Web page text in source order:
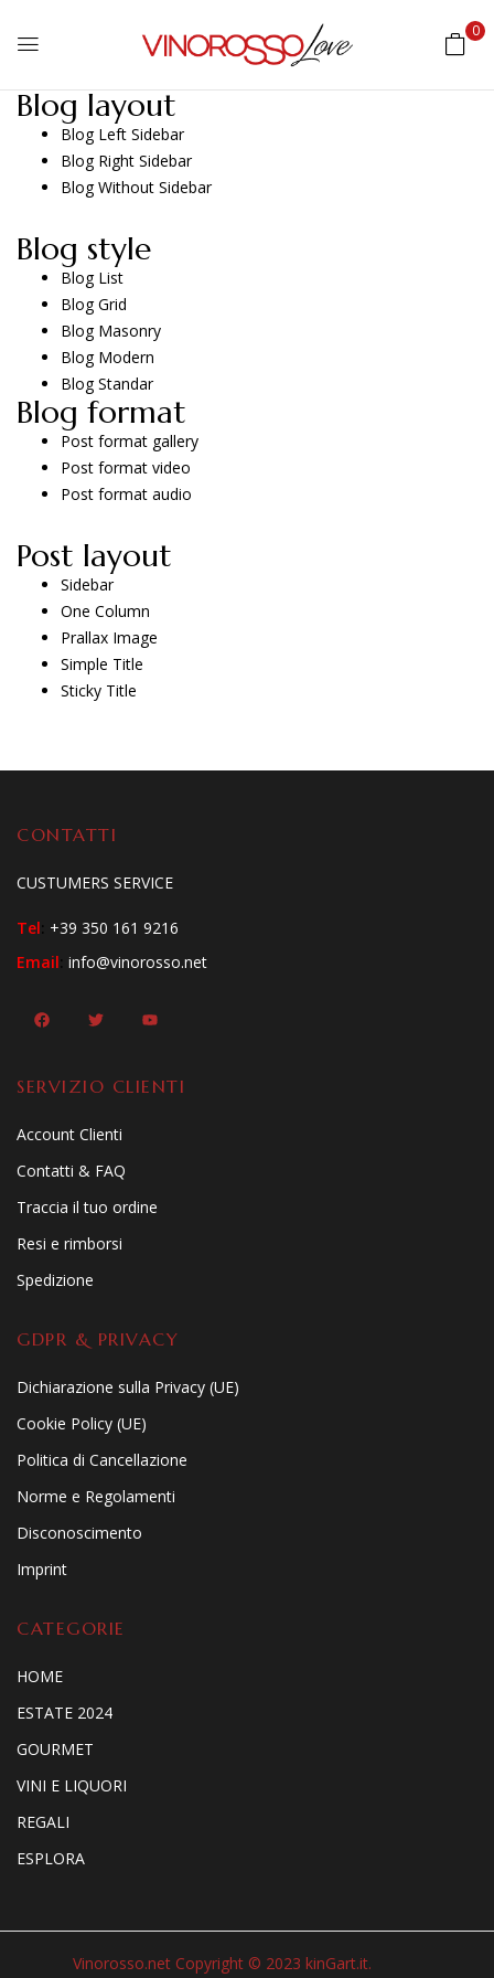
0
Blog layout
Blog Left Sidebar
Blog Right Sidebar
Blog Without Sidebar
Blog style
Blog List
Blog Grid
Blog Masonry
Blog Modern
Blog Standar
Blog format
Post format gallery
Post format video
Post format audio
Post layout
Sidebar
One Column
Prallax Image
Simple Title
Sticky Title
CONTATTI
CUSTUMERS SERVICE
Tel: +39 350 161 9216
Email: info@vinorosso.net
SERVIZIO CLIENTI
Account Clienti
Contatti & FAQ
Traccia il tuo ordine
Resi e rimborsi
Spedizione
GDPR & PRIVACY
Dichiarazione sulla Privacy (UE)
Cookie Policy (UE)
Politica di Cancellazione
Norme e Regolamenti
Disconoscimento
Imprint
CATEGORIE
HOME
ESTATE 2024
GOURMET
VINI E LIQUORI
REGALI
ESPLORA
Vinorosso.net Copyright © 2023 kinGart.it.